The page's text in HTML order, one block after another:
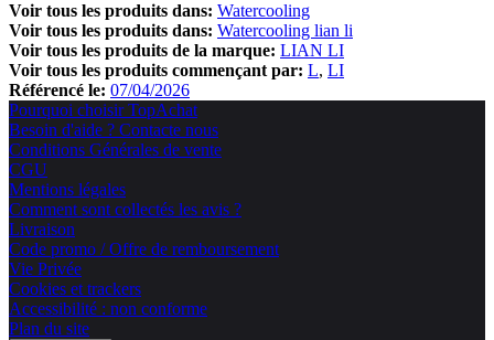
Voir tous les produits dans: Watercooling
Voir tous les produits dans: Watercooling lian li
Voir tous les produits de la marque: LIAN LI
Voir tous les produits commençant par: L LI
Référencé le: 07/04/2026
Pourquoi choisir TopAchat
Besoin d'aide ? Contacte nous
Conditions Générales de vente
CGU
Mentions légales
Comment sont collectés les avis ?
Livraison
Code promo / Offre de remboursement
Vie Privée
Cookies et trackers
Accessibilité : non conforme
Plan du site